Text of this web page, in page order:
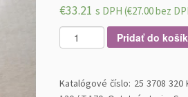
€33.21 s DPH (€27.00bez
n
ž
Pridať do
Katalógové číslo: 25 3708 320